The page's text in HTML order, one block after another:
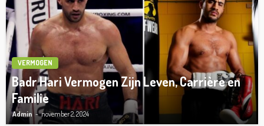
VERMOGEN
Badr Hari Vermogen Zijn Leven, Carrière en
Familie
Admin november 2, 2024